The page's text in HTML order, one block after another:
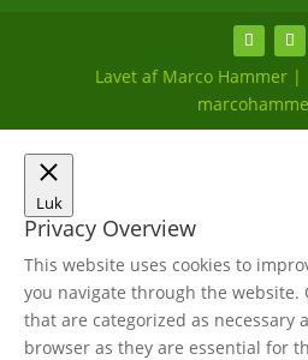
Lavet af Marco Hammer |
Luk
Privacy Overview
This website uses cookies to
you navigate through the website.
that are categorized as necessary
browser as they are essential for